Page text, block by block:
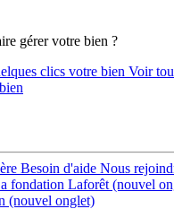
gérer votre bien ?
clics votre bien Voir
Besoin d'aide Nous
fondation Laforêt (nouvel
(nouvel onglet)